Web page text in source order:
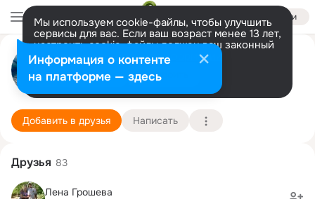
Войти
Мы используем cookie-файлы, чтобы улучшить
сервисы для вас. Если ваш возраст менее 13 лет,
настроить cookie-файлы должен ваш законный
представитель. Больше информации
Разрешить все Настроить
Сергей Фирсов
Москва 5 ноября (46 лет)
Подробнее
Добавить в друзья Написать
Друзья 83
Лена Грошева
Информация о контенте
на платформе — здесь